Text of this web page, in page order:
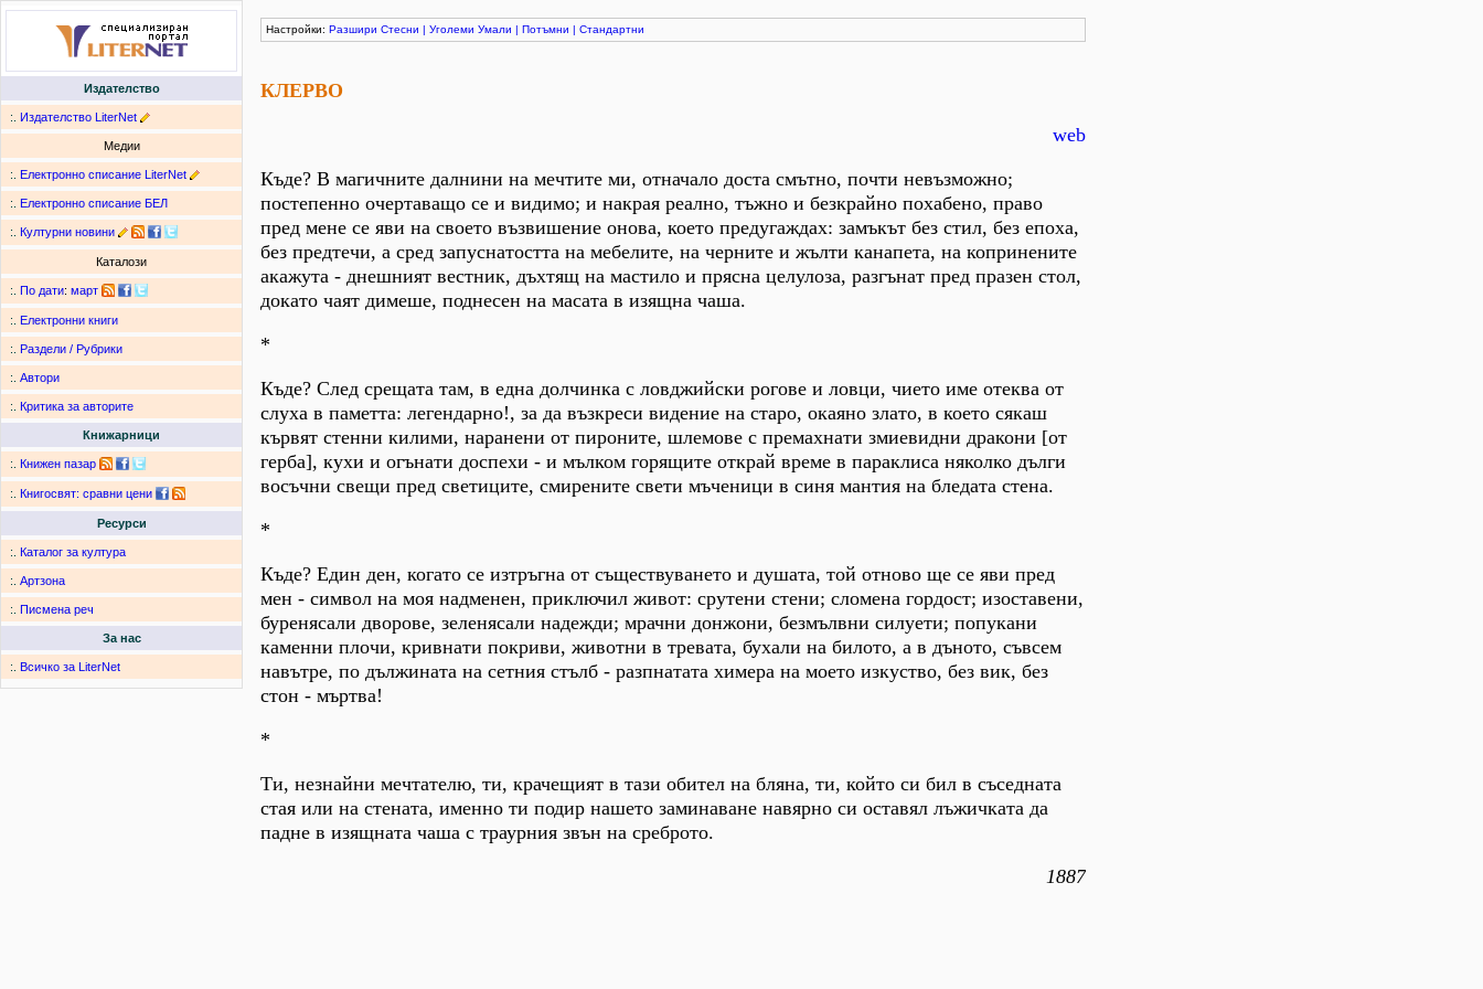
Издателство
:. Издателство LiterNet
Медии
:. Електронно списание LiterNet
:. Електронно списание БЕЛ
:. Културни новини
Каталози
:. По дати: март
:. Електронни книги
:. Раздели / Рубрики
:. Автори
:. Критика за авторите
Книжарници
:. Книжен пазар
:. Книгосвят: сравни цени
Ресурси
:. Каталог за култура
:. Артзона
:. Писмена реч
За нас
:. Всичко за LiterNet
Настройки: Разшири Стесни | Уголеми Умали | Потъмни | Стандартни
КЛЕРВО
web
Къде? В магичните далнини на мечтите ми, отначало доста смътно, почти невъзможно;
постепенно очертаващо се и видимо; и накрая реално, тъжно и безкрайно похабено, право
пред мене се яви на своето възвишение онова, което предугаждах: замъкът без стил, без епоха,
без предтечи, а сред запуснатостта на мебелите, на черните и жълти канапета, на копринените
акажута - днешният вестник, дъхтящ на мастило и прясна целулоза, разгънат пред празен стол,
докато чаят димеше, поднесен на масата в изящна чаша.
*
Къде? След срещата там, в една долчинка с ловджийски рогове и ловци, чието име отеква от
слуха в паметта: легендарно!, за да възкреси видение на старо, окаяно злато, в което сякаш
кървят стенни килими, наранени от пироните, шлемове с премахнати змиевидни дракони [от
герба], кухи и огънати доспехи - и мълком горящите открай време в параклиса няколко дълги
восъчни свещи пред светиците, смирените свети мъченици в синя мантия на бледата стена.
*
Къде? Един ден, когато се изтръгна от съществуването и душата, той отново ще се яви пред
мен - символ на моя надменен, приключил живот: срутени стени; сломена гордост; изоставени,
буренясали дворове, зеленясали надежди; мрачни донжони, безмълвни силуети; попукани
каменни плочи, кривнати покриви, животни в тревата, бухали на билото, а в дъното, съвсем
навътре, по дължината на сетния стълб - разпнатата химера на моето изкуство, без вик, без
стон - мъртва!
*
Ти, незнайни мечтателю, ти, крачещият в тази обител на бляна, ти, който си бил в съседната
стая или на стената, именно ти подир нашето заминаване навярно си оставял лъжичката да
падне в изящната чаша с траурния звън на среброто.
1887